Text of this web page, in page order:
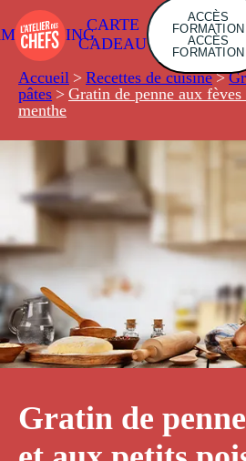
CARTE
CADEAU
ACCÈS
FORMATION
ACCÈS
FORMATION
Accueil > Recettes de cuisine >
pâtes > Gratin de penne aux
menthe
Gratin de